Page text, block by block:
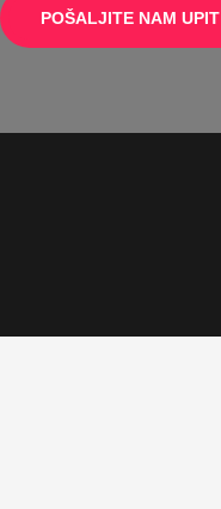
POŠALJITE NAM UPIT